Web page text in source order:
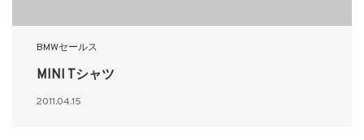
BMWセールス
MINI Tシャツ
2011.04.15